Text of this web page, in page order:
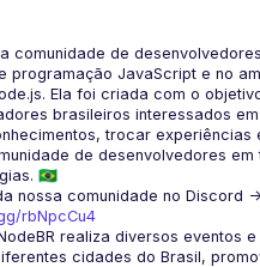
comunidade de
programação JavaScript e no
Ela foi criada com o
brasileiros interessados em
trocar experiências
de desenvolvedores em
nossa comunidade no Discord -
rbNpcCu4
realiza diversos eventos e
cidades do Brasil,